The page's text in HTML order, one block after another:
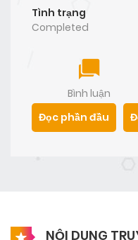
Tình trạng
Completed
Bình luận
Đọc phần đầu
NỘI DUNG